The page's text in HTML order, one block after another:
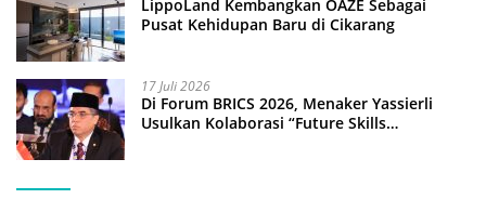
LippoLand Kembangkan OAZE Sebagai
Pusat Kehidupan Baru di Cikarang
17 Juli 2026
Di Forum BRICS 2026, Menaker Yassierli
Usulkan Kolaborasi “Future Skills